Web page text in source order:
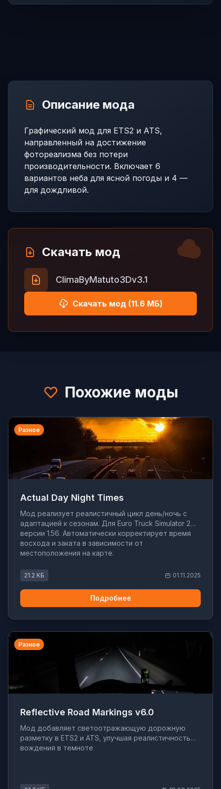
Описание мода
Графический мод для ETS2 и ATS,
направленный на достижение
фотореализма без потери
производительности. Включает 6
вариантов неба для ясной погоды и 4 —
для дождливой.
Скачать мод
ClimaByMatuto3Dv3.1
Скачать мод (11.6 МБ)
Похожие моды
Разное
Actual Day Night Times
Мод реализует реалистичный цикл день/ночь с
адаптацией к сезонам. Для Euro Truck Simulator 2
версии 1.56. Автоматически корректирует время
восхода и заката в зависимости от
местоположения на карте.
21.2 КБ 01.11.2025
Подробнее
Разное
Reflective Road Markings v6.0
Мод добавляет светоотражающую дорожную
разметку в ETS2 и ATS, улучшая реалистичность
вождения в темноте